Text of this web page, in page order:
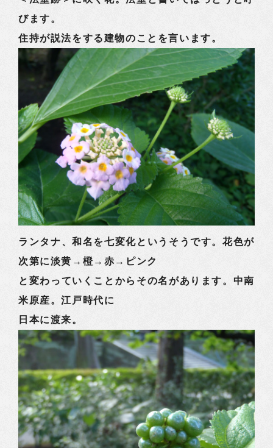
びます。
住持が説法をする建物のことを言います。
ランタナ、和名を七変化というそうです。花色が
次第に淡黄→橙→赤→ピンク
と変わっていくことからその名があります。中南
米原産。江戸時代に
日本に渡来。